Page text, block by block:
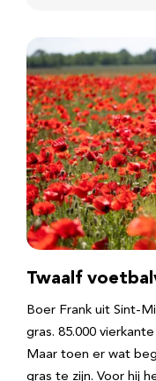
Twaalf
Boer Frank uit Sint-
gras. 85.000
Maar toen er wat
gras te zijn. Voor hij